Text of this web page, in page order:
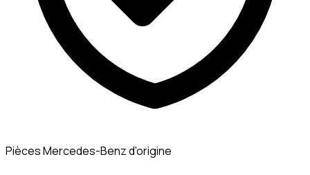
Pièces Mercedes-Benz d'origine